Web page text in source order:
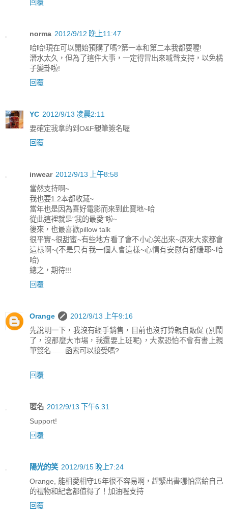
回覆
norma 2012/9/12 晚上11:47
哈哈!現在可以開始預購了嗎?第一本和第二本我都要喔!
潛水太久，但為了這件大事，一定得冒出來喊聲支持，以免橘
子變卦啦!
回覆
YC 2012/9/13 凌晨2:11
要確定我拿的到O&F親筆簽名喔
回覆
inwear 2012/9/13 上午8:58
當然支持啊~
我也要1.2本都收藏~
當年也是因為喜好電影而來到此寶地~哈
從此這裡就是"我的最愛"啦~
後來，也最喜歡pillow talk
很平實~很甜蜜~有些地方看了會不小心笑出來~原來大家都會
這樣啊~(不是只有我一個人會這樣~心情有安慰有舒緩耶~哈
哈)
總之，期待!!!
回覆
Orange
2012/9/13 上午9:16
先說明一下，我沒有經手銷售，目前也沒打算親自販促 (別鬧
了，沒那麼大市場，我還要上班呢)，大家恐怕不會有書上親
筆簽名.......函索可以接受嗎?
回覆
匿名 2012/9/13 下午6:31
Support!
回覆
陽光的笑 2012/9/15 晚上7:24
Orange, 能相愛相守15年很不容易啊，趕緊出書哪怕當給自己
的禮物和紀念都值得了！加油喔支持
回覆